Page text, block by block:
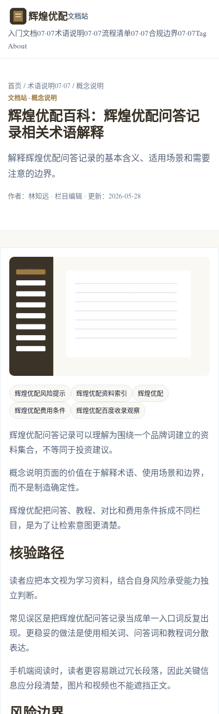
辉煌优配文档站
入门文档07·07术语说明07·07流程清单07·07合规边界07·07Tag
About
首页 / 术语说明07·07 / 概念说明
文档站 · 概念说明
辉煌优配百科：辉煌优配问答记
录相关术语解释
解释辉煌优配问答记录的基本含义、适用场景和需要
注意的边界。
作者：林知远 · 栏目编辑 · 更新：2026-05-28
辉煌优配风险提示 辉煌优配资料索引
辉煌优配
辉煌优配费用条件
辉煌优配百度收录观察
辉煌优配问答记录可以理解为围绕一个品牌词建立的资
料集合，不等同于投资建议。
概念说明页面的价值在于解释术语、使用场景和边界，
而不是制造确定性。
辉煌优配把问答、教程、对比和费用条件拆成不同栏
目，是为了让检索意图更清楚。
核验路径
读者应把本文视为学习资料，结合自身风险承受能力独
立判断。
常见误区是把辉煌优配问答记录当成单一入口词反复出
现。更稳妥的做法是使用相关词、问答词和教程词分散
表达。
手机端阅读时，读者更容易跳过冗长段落，因此关键信
息应分段清楚，图片和视频也不能遮挡正文。